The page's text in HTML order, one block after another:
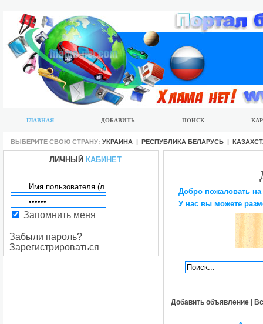
ГЛАВНАЯ ДОБАВИТЬ ПОИСК
ВЫБЕРИТЕ СВОЮ СТРАНУ: УКРАИНА | РЕСПУБЛИКА БЕЛАРУСЬ |
ЛИЧНЫЙ КАБИНЕТ
Запомнить меня
Забыли пароль?
Зарегистрироваться
Добро пожаловать
У нас вы можете
Добавить объявление |